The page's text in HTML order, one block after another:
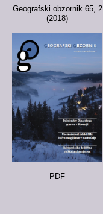
Geografski obzornik 65, 2
(2018)
PDF